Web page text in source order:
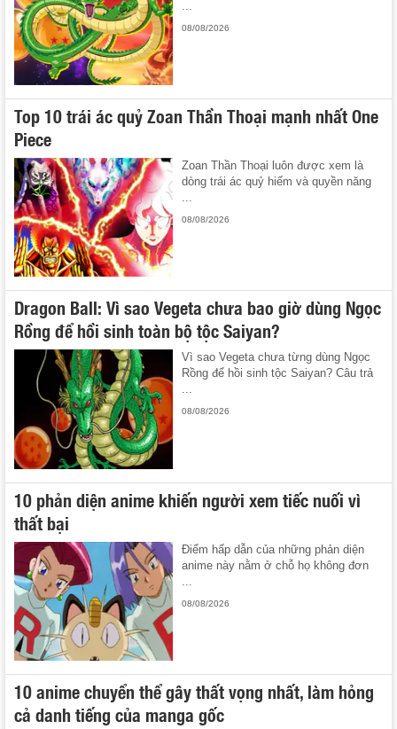
08/08/2026
Top 10 trái ác quỷ Zoan Thần Thoại mạnh nhất One
Piece
Zoan Thần Thoại luôn được xem là
dòng trái ác quỷ hiếm và quyền năng
...
08/08/2026
Dragon Ball: Vì sao Vegeta chưa bao giờ dùng Ngọc
Rồng để hồi sinh toàn bộ tộc Saiyan?
Vì sao Vegeta chưa từng dùng Ngọc
Rồng để hồi sinh tộc Saiyan? Câu trả
...
08/08/2026
10 phản diện anime khiến người xem tiếc nuối vì
thất bại
Điểm hấp dẫn của những phản diện
anime này nằm ở chỗ họ không đơn
08/08/2026
10 anime chuyển thể gây thất vọng nhất, làm hỏng
cả danh tiếng của manga gốc